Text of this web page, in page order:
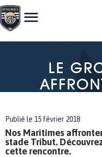
LE
Publié le 15 février 2018
Nos Maritimes
stade Tribut.
cette rencontre.